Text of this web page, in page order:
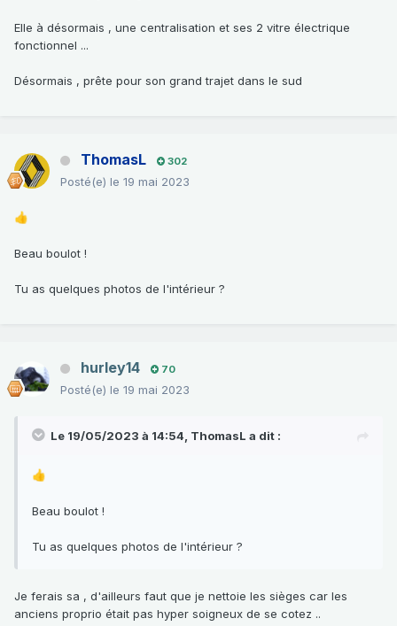
Elle à désormais , une centralisation et ses 2 vitre électrique
fonctionnel ...
Désormais , prête pour son grand trajet dans le sud
ThomasL 302
Posté(e) le 19 mai 2023
👍
Beau boulot !
Tu as quelques photos de l'intérieur ?
hurley14 70
Posté(e) le 19 mai 2023
Le 19/05/2023 à 14:54, ThomasL a dit :
👍
Beau boulot !
Tu as quelques photos de l'intérieur ?
Je ferais sa , d'ailleurs faut que je nettoie les sièges car les
anciens proprio était pas hyper soigneux de se cotez ..